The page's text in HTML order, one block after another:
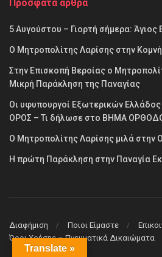
Πρόσφατα άρθρα
5 Αυγούστου – Γιορτή σήμερα: Άγιος
Ο Μητροπολίτης Λαρίσης στην
Στην Επισκοπή Βεροίας ο
Μικρή Παράκληση της Παναγίας
Οι υφυπουργοί Εξωτερικών Ελλάδος
ΟΡΟΣ – Τι δήλωσε στο ΒΗΜΑ
Ο Μητροπολίτης Λαρίσης μιλά στην
Η πρώτη Παράκληση στην Παναγία
Διαφήμιση Ποιοι Είμαστε
Όροι Χρήσης – Πνευματικά Δικαιώματα
Translate »